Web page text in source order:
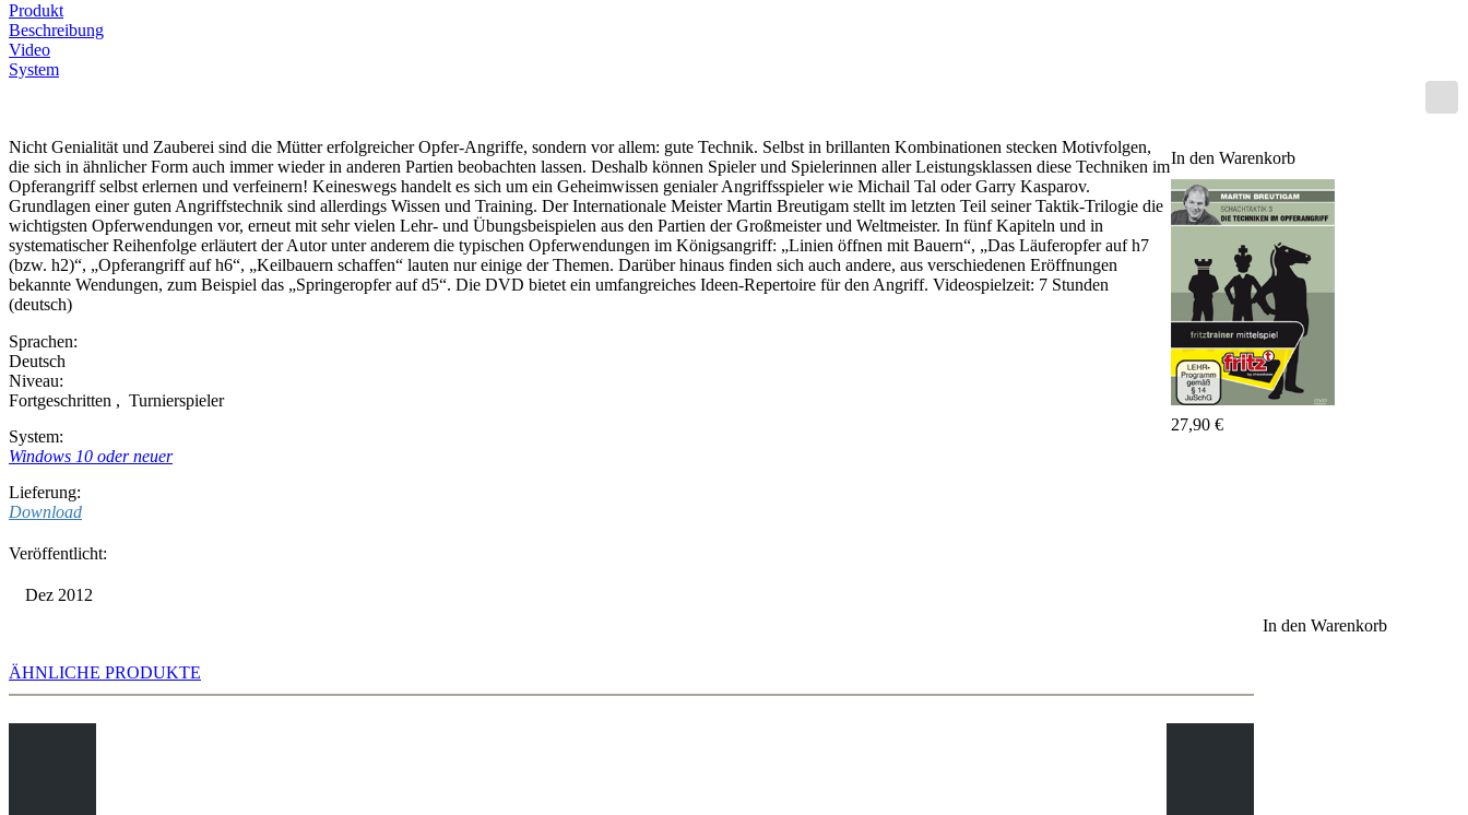
Produkt
Beschreibung
Video
System
In den Warenkorb
27,90 €
Nicht Genialität und Zauberei sind die Mütter erfolgreicher Opfer-Angriffe, sondern vor allem: gute Technik. Selbst in brillanten Kombinationen stecken Motivfolgen,
die sich in ähnlicher Form auch immer wieder in anderen Partien beobachten lassen. Deshalb können Spieler und Spielerinnen aller Leistungsklassen diese Techniken im
Opferangriff selbst erlernen und verfeinern! Keineswegs handelt es sich um ein Geheimwissen genialer Angriffsspieler wie Michail Tal oder Garry Kasparov.
Grundlagen einer guten Angriffstechnik sind allerdings Wissen und Training. Der Internationale Meister Martin Breutigam stellt im letzten Teil seiner Taktik-Trilogie die
wichtigsten Opferwendungen vor, erneut mit sehr vielen Lehr- und Übungsbeispielen aus den Partien der Großmeister und Weltmeister. In fünf Kapiteln und in
systematischer Reihenfolge erläutert der Autor unter anderem die typischen Opferwendungen im Königsangriff: „Linien öffnen mit Bauern“, „Das Läuferopfer auf h7
(bzw. h2)“, „Opferangriff auf h6“, „Keilbauern schaffen“ lauten nur einige der Themen. Darüber hinaus finden sich auch andere, aus verschiedenen Eröffnungen
bekannte Wendungen, zum Beispiel das „Springeropfer auf d5“. Die DVD bietet ein umfangreiches Ideen-Repertoire für den Angriff. Videospielzeit: 7 Stunden
(deutsch)
Sprachen:
Deutsch
Niveau:
Fortgeschritten , Turnierspieler
System:
Windows 10 oder neuer
Lieferung:
Download
Veröffentlicht:
Dez 2012
In den Warenkorb
ÄHNLICHE PRODUKTE
Pakete
Training
Eröffnung
Mittelspiel
Endspiel
Master
Class
Weltmeisterschach
Fritz&Fertig
Monographie
60
Minuten